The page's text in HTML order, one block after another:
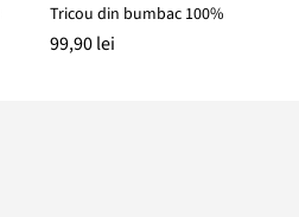
Tricou din bumbac 100%
99,90 lei